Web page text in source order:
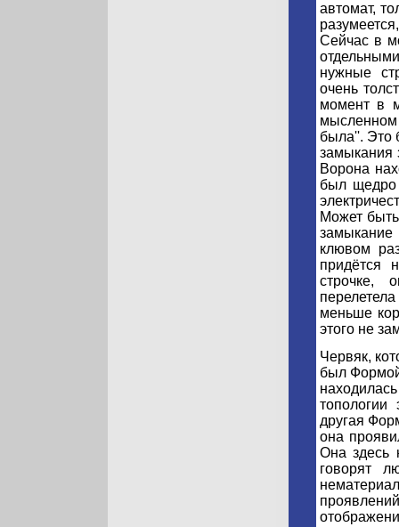
автомат,
Сейчас в
нужные
очень
момент в
мысленном
была''. Это
замыкания
Ворона
был щедро
Может
клювом
придётся
строчке,
меньше
этого не
Червяк,
был
другая
она
Она здесь
говорят